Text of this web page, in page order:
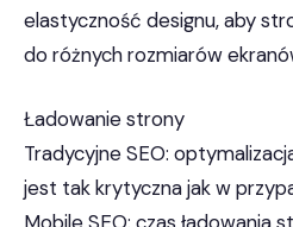
elastyczność designu, aby
do różnych rozmiarów
Ładowanie strony
Tradycyjne SEO:
jest tak krytyczna jak w